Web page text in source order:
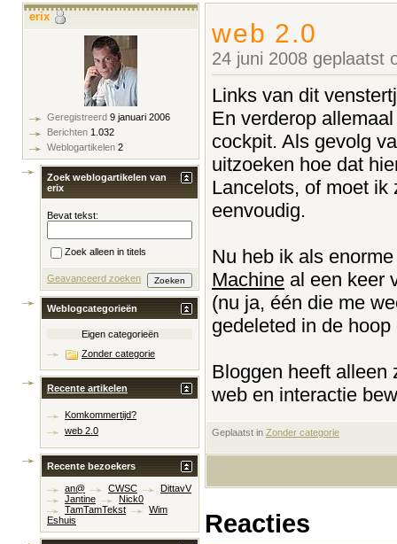
web 2.0
24 juni 2008 geplaatst
Links van dit
En verderop
cockpit. Als gevolg
uitzoeken hoe dat
Lancelots, of moet ik
eenvoudig.
Nu heb ik als
Machine al een keer
(nu ja, één die me
gedeleted in de
Bloggen heeft alleen
web en interactie
Geplaatst in Zonder categorie
Reacties
erix
Geregistreerd 9 januari 2006
Berichten 1.032
Weblogartikelen 2
Zoek weblogartikelen van
erix
Bevat tekst:
Zoek alleen in titels
Geavanceerd zoeken
Weblogcategorieën
Eigen categorieën
Zonder categorie
Recente artikelen
Komkommertijd?
web 2.0
Recente bezoekers
an@ CWSC
DittavV
Jantine
Nick0
TamTamTekst
Wim
Eshuis